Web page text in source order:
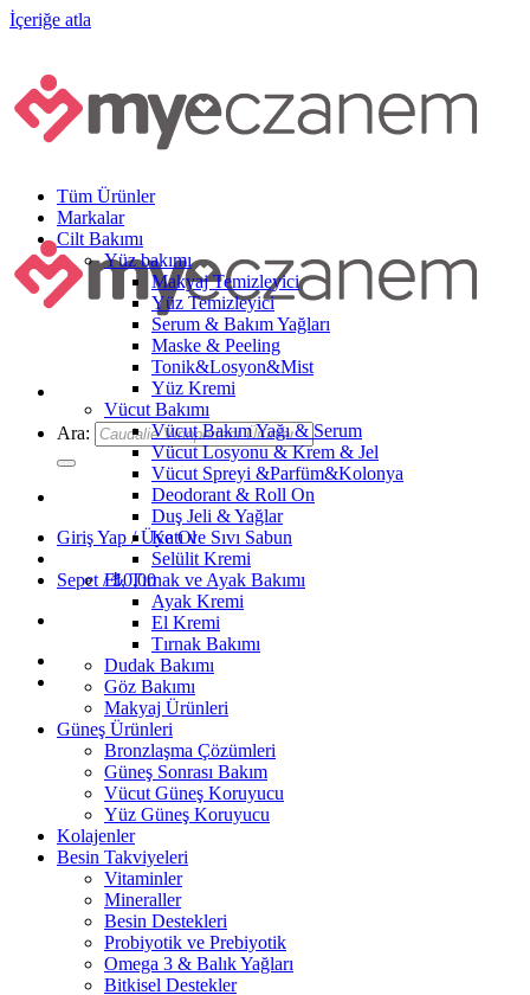
İçeriğe atla
Ara:
Giriş Yap / Üye Ol
Sepet /₺0,00
Tüm Ürünler
Markalar
Cilt Bakımı
Yüz bakımı
Makyaj Temizleyici
Yüz Temizleyici
Serum & Bakım Yağları
Maske & Peeling
Tonik&Losyon&Mist
Yüz Kremi
Vücut Bakımı
Vücut Bakım Yağı & Serum
Vücut Losyonu & Krem & Jel
Vücut Spreyi &Parfüm&Kolonya
Deodorant & Roll On
Duş Jeli & Yağlar
Katı ve Sıvı Sabun
Selülit Kremi
El, Tırnak ve Ayak Bakımı
Ayak Kremi
El Kremi
Tırnak Bakımı
Dudak Bakımı
Göz Bakımı
Makyaj Ürünleri
Güneş Ürünleri
Bronzlaşma Çözümleri
Güneş Sonrası Bakım
Vücut Güneş Koruyucu
Yüz Güneş Koruyucu
Kolajenler
Besin Takviyeleri
Vitaminler
Mineraller
Besin Destekleri
Probiyotik ve Prebiyotik
Omega 3 & Balık Yağları
Bitkisel Destekler